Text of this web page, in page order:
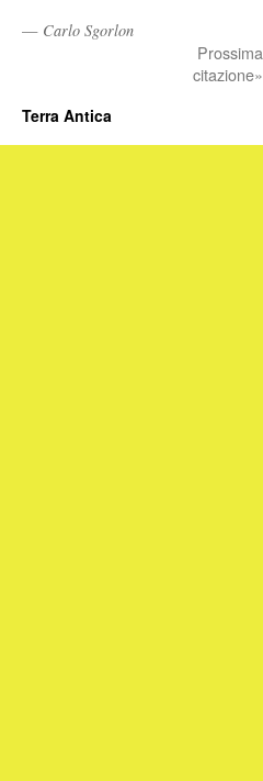
— Carlo Sgorlon
Prossima
citazione»
Terra Antica